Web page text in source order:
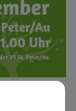
2026